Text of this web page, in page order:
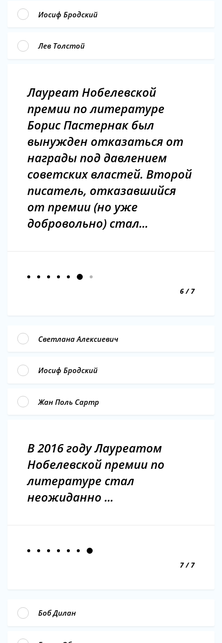
Иосиф Бродский
Лев Толстой
Лауреат Нобелевской
премии по литературе
Борис Пастернак был
вынужден отказаться от
награды под давлением
советских властей. Второй
писатель, отказавшийся
от премии (но уже
добровольно) стал...
6 / 7
Светлана Алексиевич
Иосиф Бродский
Жан Поль Сартр
В 2016 году Лауреатом
Нобелевской премии по
литературе стал
неожиданно ...
7 / 7
Боб Дилан